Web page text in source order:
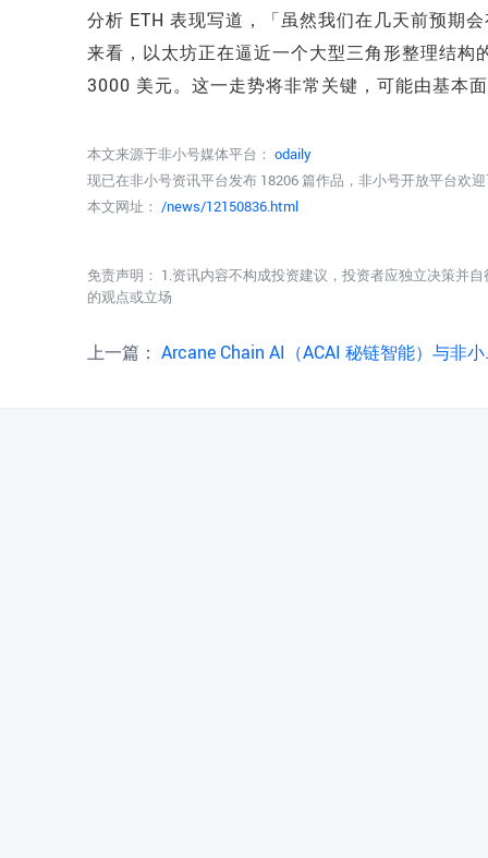
分析 ETH 表现写道，「虽然我们在几天前预期
来看，以太坊正在逼近一个大型三角形整理结
3000 美元。这一走势将非常关键，可能由基本
本文来源于非小号媒体平台： odaily
现已在非小号资讯平台发布 18206 篇作品，非小号开放平台欢
本文网址： /news/12150836.html
免责声明： 1.资讯内容不构成投资建议，投资者应独立决策并
的观点或立场
上一篇： Arcane Chain AI（ACAI 秘链智能）与非小号达成战略生态合作公告